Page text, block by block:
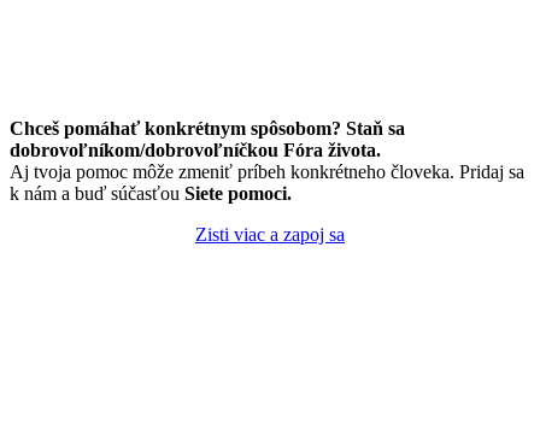
Chceš pomáhať konkrétnym spôsobom? Staň sa
dobrovoľníkom/dobrovoľníčkou Fóra života.
Aj tvoja pomoc môže zmeniť príbeh konkrétneho človeka. Pridaj sa
k nám a buď súčasťou Siete pomoci.
Zisti viac a zapoj sa